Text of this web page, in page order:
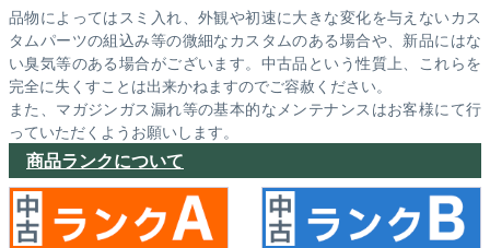
品物によってはスミ入れ、外観や初速に大きな変化を与えないカス
タムパーツの組込み等の微細なカスタムのある場合や、新品にはな
い臭気等のある場合がございます。中古品という性質上、これらを
完全に失くすことは出来かねますのでご容赦ください。
また、マガジンガス漏れ等の基本的なメンテナンスはお客様にて行
っていただくようお願いします。
商品ランクについて